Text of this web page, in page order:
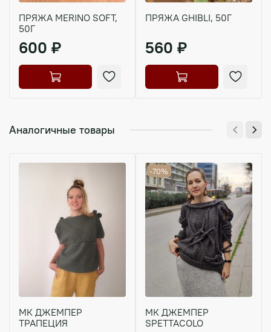
ПРЯЖА MERINO SOFT,
50Г
600 ₽
ПРЯЖА GHIBLI, 50Г
560 ₽
Аналогичные товары
МК ДЖЕМПЕР
ТРАПЕЦИЯ
-70%
МК ДЖЕМПЕР
SPETTACOLO